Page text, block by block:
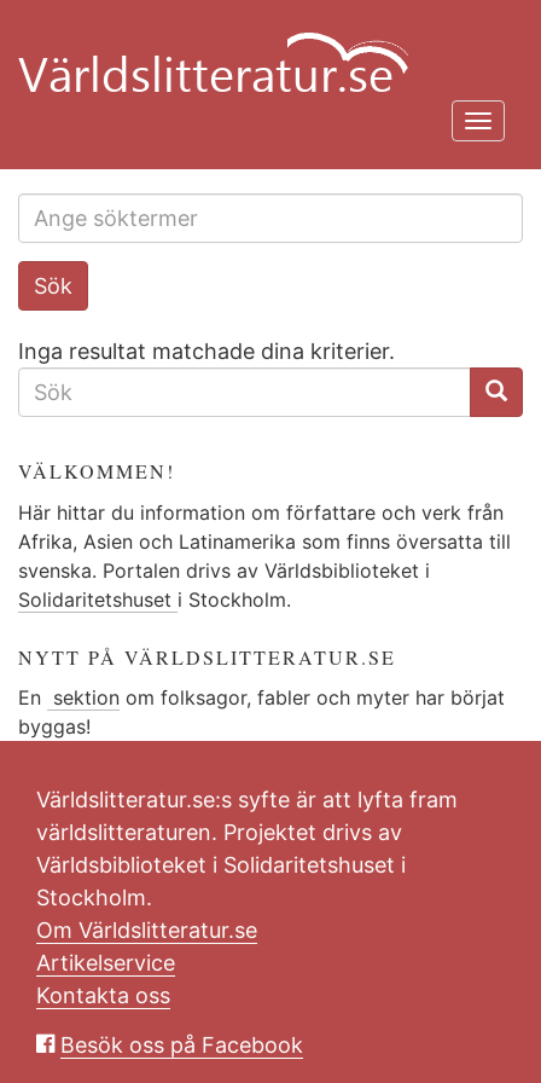
huvudinnehåll
Search
this
Sök
Inga resultat matchade dina kriterier.
SÖKFORMULÄR
VÄLKOMMEN!
Här hittar du information om författare och verk från
Afrika, Asien och Latinamerika som finns översatta till
svenska. Portalen drivs av Världsbiblioteket i
Solidaritetshuset i Stockholm.
NYTT PÅ VÄRLDSLITTERATUR.SE
En sektion om folksagor, fabler och myter har börjat
byggas!
Världslitteratur.se:s syfte är att lyfta fram
världslitteraturen. Projektet drivs av
Världsbiblioteket i Solidaritetshuset i
Stockholm.
Om Världslitteratur.se
Artikelservice
Kontakta oss
Besök oss på Facebook